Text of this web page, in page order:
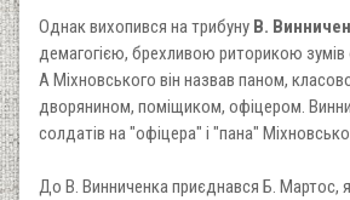
Однак вихопився на трибуну В.
демагогією, брехливою риторикою зумів
А Міхновського він назвав паном,
дворянином, поміщиком, офіцером.
солдатів на "офіцера" і "пана"
До В. Винниченка приєднався Б. Мартос,